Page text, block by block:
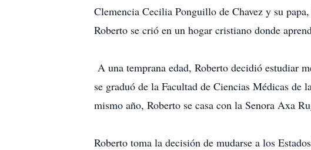
Clemencia Cecilia Ponguillo de Chavez y su
Roberto se crió en un hogar cristiano donde
A una temprana edad, Roberto decidió estudiar
se graduó de la Facultad de Ciencias Médicas
mismo año, Roberto se casa con la Senora Axa
Roberto toma la decisión de mudarse a los